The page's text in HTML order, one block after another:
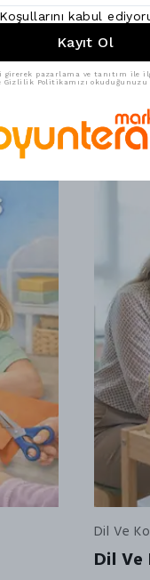
Otizm
Dil Ve
Dil
kabul
Kayıt Ol
girerek pazarlama ve tanıtım ile
Gizlilik Politikamızı